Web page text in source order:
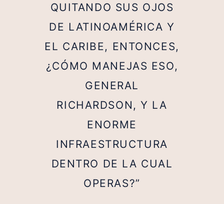
QUITANDO SUS OJOS
DE LATINOAMÉRICA Y
EL CARIBE, ENTONCES,
¿CÓMO MANEJAS ESO,
GENERAL
RICHARDSON, Y LA
ENORME
INFRAESTRUCTURA
DENTRO DE LA CUAL
OPERAS?”